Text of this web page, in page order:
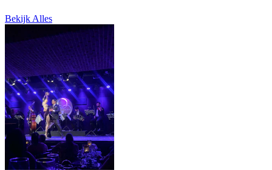
Bekijk Alles